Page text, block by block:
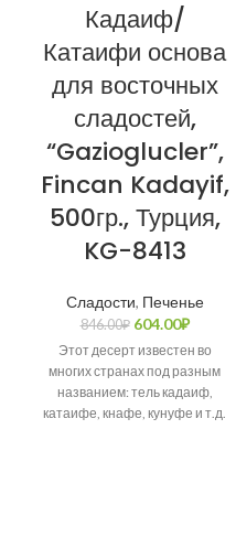
Кадаиф/
Катаифи основа
для восточных
сладостей,
“Gazioglucler”,
Fincan Kadayif,
500гр., Турция,
KG-8413
Сладости, Печенье
846.00₽ 604.00₽
Этот десерт известен во
многих странах под разным
названием: тель кадаиф,
катаифе, кнафе, кунуфе и т.д.